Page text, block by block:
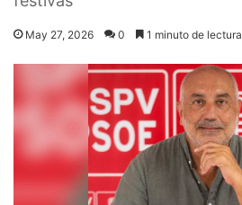
May 27, 2026 0 1 minuto de lectura